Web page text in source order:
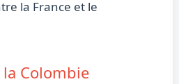
la France et le
la Colombie